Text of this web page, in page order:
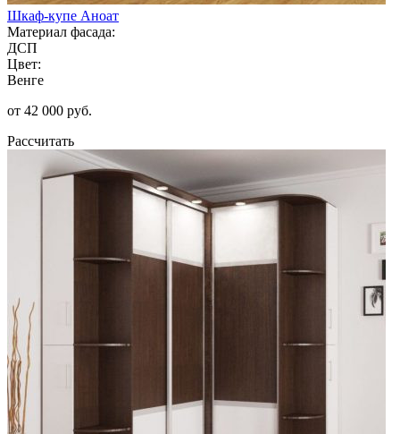
Шкаф-купе Аноат
Материал фасада:
ДСП
Цвет:
Венге
от 42 000 руб.
Рассчитать